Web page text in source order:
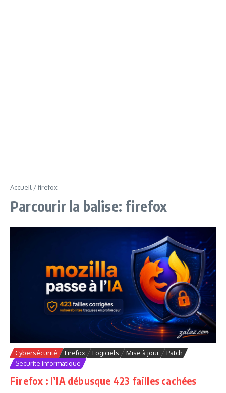
Accueil /firefox
Parcourir la balise: firefox
Cybersécurité Firefox Logiciels Mise à jour
Patch
Securite informatique
Firefox : l’IA débusque 423 failles cachées